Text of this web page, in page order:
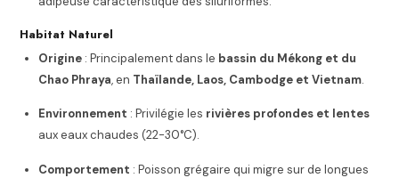
Habitat Naturel
Origine : Principalement dans le bassin du Mékong et du
Chao Phraya, en Thaïlande, Laos, Cambodge et Vietnam.
Environnement : Privilégie les rivières profondes et lentes
aux eaux chaudes (22-30°C).
Comportement : Poisson grégaire qui migre sur de longues